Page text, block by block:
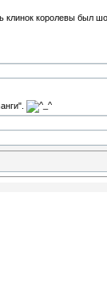
клинок королевы был